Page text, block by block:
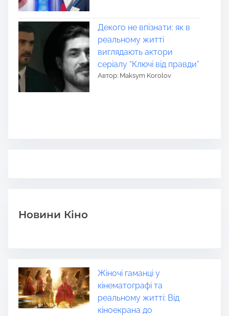
Декого не впізнати: як в
реальному житті
виглядають актори
серіалу “Ключі від правди”
Автор: Maksym Korolov
Новини Кіно
Жіночі гаманці у
кінематографі та
реальному житті: Від
кіноекрана до